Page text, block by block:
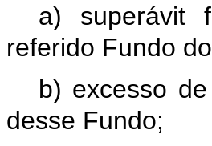
a) superávit
referido Fundo
b) excesso
desse Fundo;